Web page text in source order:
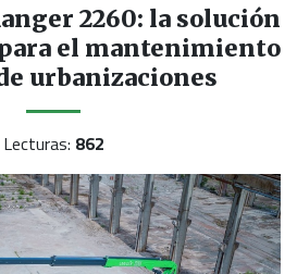
2260: la solución
el mantenimiento
urbanizaciones
Lecturas: 862